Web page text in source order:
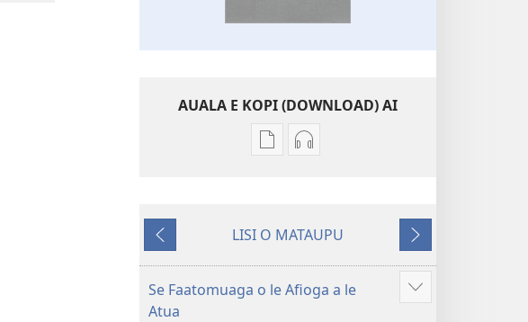
AUALA E KOPI (DOWNLOAD) AI
Vaega
se
O
le
Filifili
ai
Tusi
Mataupu
ua
mavae
LISI O MATAUPU
Mataupu
e
sosoo
Se Faatomuaga o le Afioga a le
Atua
Faaali